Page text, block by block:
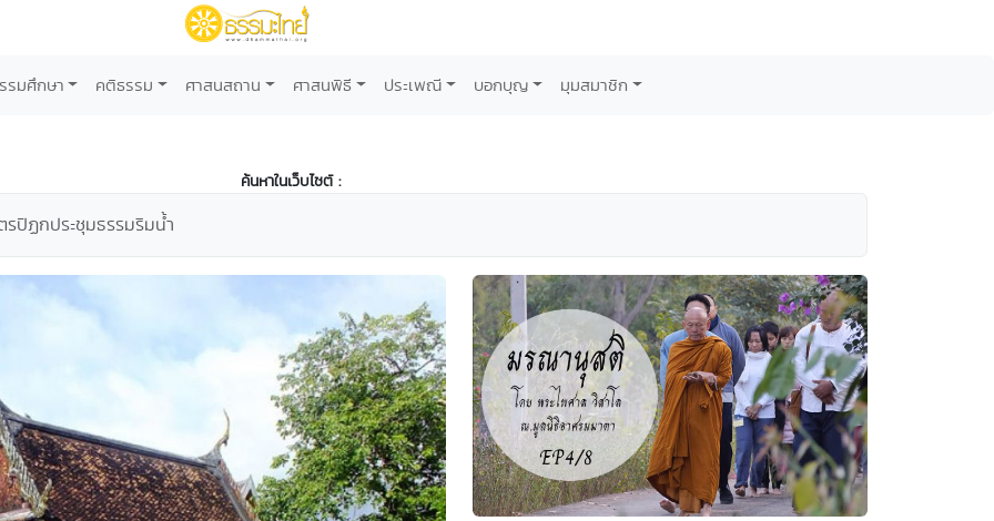
รมศึกษา คติธรรม ศาสนสถาน ศาสนพิธี ประเพณี บอกบุญ มุมสมาชิก
ค้นหาในเว็บไซต์ :
รปิฏกประชุมธรรมริมน้ำ